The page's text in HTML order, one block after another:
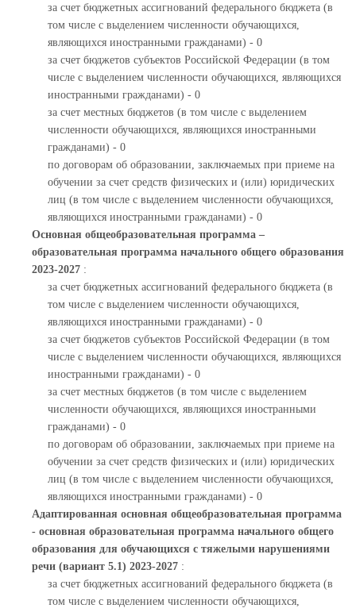
за счет бюджетных ассигнований федерального бюджета (в
том числе с выделением численности обучающихся,
являющихся иностранными гражданами) - 0
за счет бюджетов субъектов Российской Федерации (в том
числе с выделением численности обучающихся, являющихся
иностранными гражданами) - 0
за счет местных бюджетов (в том числе с выделением
численности обучающихся, являющихся иностранными
гражданами) - 0
по договорам об образовании, заключаемых при приеме на
обучении за счет средств физических и (или) юридических
лиц (в том числе с выделением численности обучающихся,
являющихся иностранными гражданами) - 0
Основная общеобразовательная программа –
образовательная программа начального общего образования
2023-2027 :
за счет бюджетных ассигнований федерального бюджета (в
том числе с выделением численности обучающихся,
являющихся иностранными гражданами) - 0
за счет бюджетов субъектов Российской Федерации (в том
числе с выделением численности обучающихся, являющихся
иностранными гражданами) - 0
за счет местных бюджетов (в том числе с выделением
численности обучающихся, являющихся иностранными
гражданами) - 0
по договорам об образовании, заключаемых при приеме на
обучении за счет средств физических и (или) юридических
лиц (в том числе с выделением численности обучающихся,
являющихся иностранными гражданами) - 0
Адаптированная основная общеобразовательная программа
- основная образовательная программа начального общего
образования для обучающихся с тяжелыми нарушениями
речи (вариант 5.1) 2023-2027 :
за счет бюджетных ассигнований федерального бюджета (в
том числе с выделением численности обучающихся,